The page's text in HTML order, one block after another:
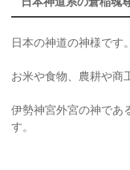
日本の神道の神様です。
お米や食物、農耕や商
伊勢神宮外宮の神であ
す。